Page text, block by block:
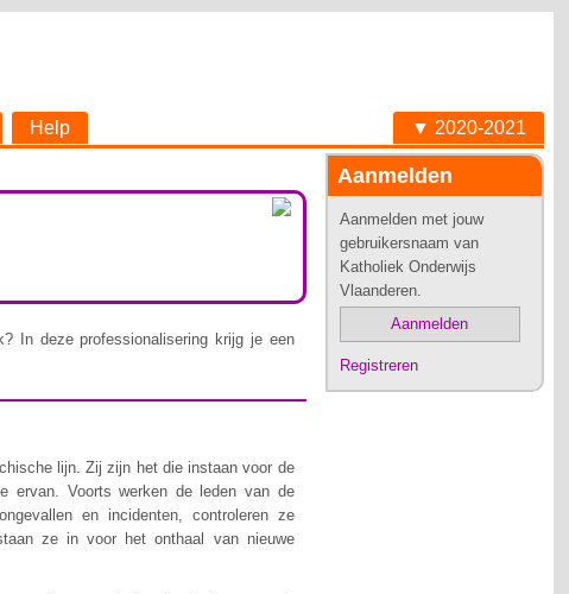
Help ▼ 2020-2021
Aanmelden
Aanmelden met jouw
gebruikersnaam van
Katholiek Onderwijs
Vlaanderen.
Aanmelden
Registreren
In deze professionalisering krijg je een
lijn. Zij zijn het die instaan voor de
ervan. Voorts werken de leden van de
en incidenten, controleren ze
ze in voor het onthaal van nieuwe